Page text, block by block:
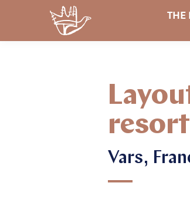
THE
resort
Vars,